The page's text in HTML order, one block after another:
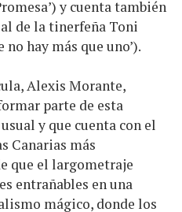
y cuenta también
de la tinerfeña Toni
no hay más que uno’).
Alexis Morante,
parte de esta
y que cuenta con el
Canarias más
que el largometraje
entrañables en una
mágico, donde los